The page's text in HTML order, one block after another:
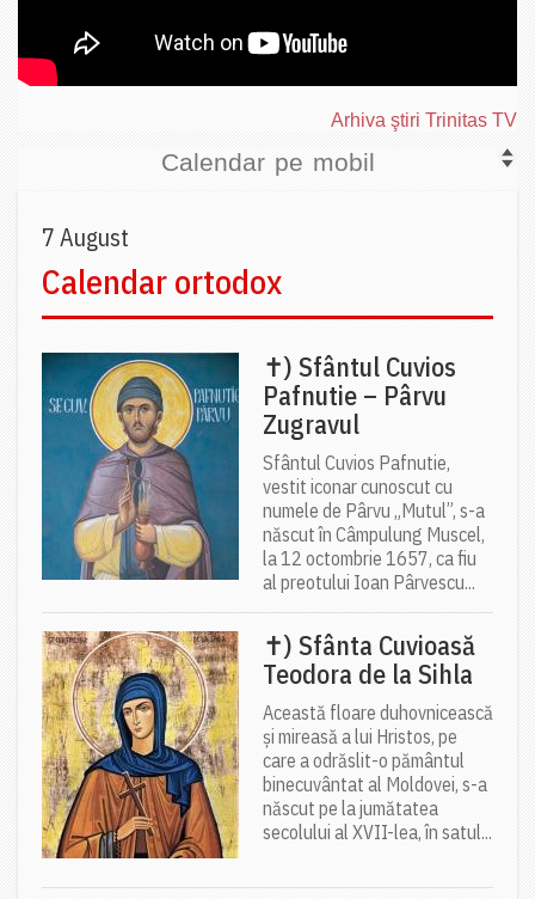
Arhiva ştiri Trinitas TV
Calendar pe mobil
7 August
Calendar ortodox
✝) Sfântul Cuvios
Pafnutie – Pârvu
Zugravul
Sfântul Cuvios Pafnutie,
vestit iconar cunoscut cu
numele de Pârvu „Mutul”, s-a
născut în Câmpulung Muscel,
la 12 octombrie 1657, ca fiu
al preotului Ioan Pârvescu...
✝) Sfânta Cuvioasă
Teodora de la Sihla
Această floare duhovnicească
și mireasă a lui Hristos, pe
care a odrăslit-o pământul
binecuvântat al Moldovei, s-a
născut pe la jumătatea
secolului al XVII-lea, în satul...